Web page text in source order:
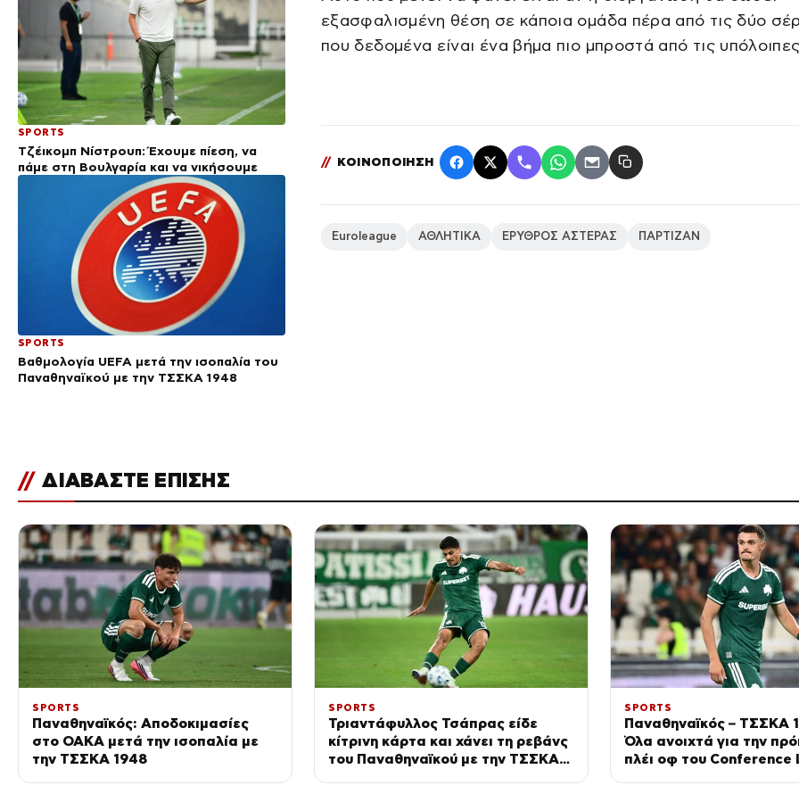
SPORTS
Τζέικομπ Νίστρουπ: Έχουμε πίεση, να
πάμε στη Βουλγαρία και να νικήσουμε
SPORTS
Βαθμολογία UEFA μετά την ισοπαλία του
Παναθηναϊκού με την ΤΣΣΚΑ 1948
εξασφαλισμένη θέση σε κάποια ομάδα πέρα από τις δύο
που δεδομένα είναι ένα βήμα πιο μπροστά από τις υπόλοιπες
// ΚΟΙΝΟΠΟΙΗΣΗ
Euroleague ΑΘΛΗΤΙΚΑ ΕΡΥΘΡΟΣ ΑΣΤΕΡΑΣ ΠΑΡΤΙΖΑΝ
// ΔΙΑΒΑΣΤΕ ΕΠΙΣΗΣ
SPORTS
Παναθηναϊκός: Αποδοκιμασίες
στο ΟΑΚΑ μετά την ισοπαλία με
την ΤΣΣΚΑ 1948
SPORTS
Τριαντάφυλλος Τσάπρας είδε
κίτρινη κάρτα και χάνει τη ρεβάνς
του Παναθηναϊκού με την ΤΣΣΚΑ
SPORTS
Παναθηναϊκός – ΤΣΣΚΑ
Όλα ανοιχτά για την
πλέι οφ του Conference